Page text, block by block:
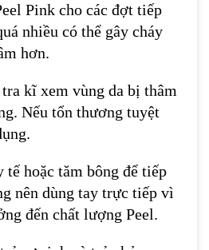
Pink cho các đợt tiếp
nhiều có thể gây cháy
hơn.
kĩ xem vùng da bị thâm
Nếu tổn thương tuyệt
tế hoặc tăm bông để tiếp
nên dùng tay trực tiếp vì
đến chất lượng Peel.